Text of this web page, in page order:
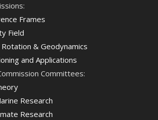
Frames
Field
& Geodynamics
and Applications
Committees:
Research
Research